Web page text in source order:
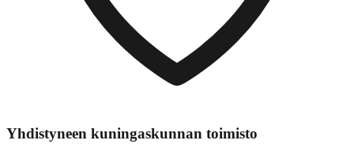
Yhdistyneen kuningaskunnan toimisto